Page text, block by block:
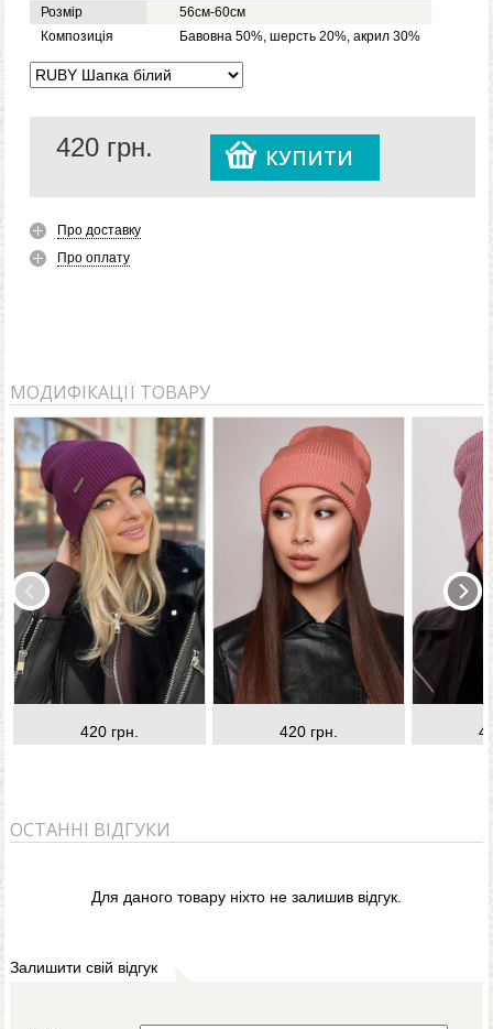
буде гарна в носінні. До того ж її можна одягати,
повертаючи маківку, що урізноманітнить ваші луки. У
нас на сайті її можна замовити в будь-якому кольорі,
що сподобався, за низькою ціною.
Розмір
56см-60см
Композиція
Бавовна 50%, шерсть 20%, акрил 30%
420 грн. КУПИТИ
Про доставку
Про оплату
МОДИФІКАЦІЇ ТОВАРУ
420 грн. 420 грн.
ОСТАННІ ВІДГУКИ
Для даного товару ніхто не залишив відгук.
Залишити свій відгук